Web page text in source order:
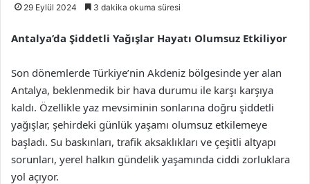
29 Eylül 2024 3 dakika okuma süresi
Antalya’da Şiddetli Yağışlar Hayatı Olumsuz Etkiliyor
Son dönemlerde Türkiye’nin Akdeniz bölgesinde yer alan
Antalya, beklenmedik bir hava durumu ile karşı karşıya
kaldı. Özellikle yaz mevsiminin sonlarına doğru şiddetli
yağışlar, şehirdeki günlük yaşamı olumsuz etkilemeye
başladı. Su baskınları, trafik aksaklıkları ve çeşitli altyapı
sorunları, yerel halkın gündelik yaşamında ciddi zorluklara
yol açıyor.